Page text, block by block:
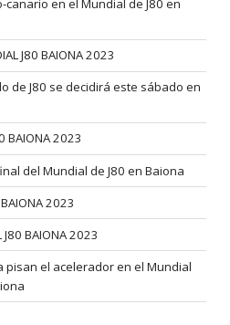
en el Mundial de J80 en
J80 BAIONA 2023
de J80 se decidirá este sábado en
BAIONA 2023
del Mundial de J80 en Baiona
BAIONA 2023
J80 BAIONA 2023
pisan el acelerador en el Mundial